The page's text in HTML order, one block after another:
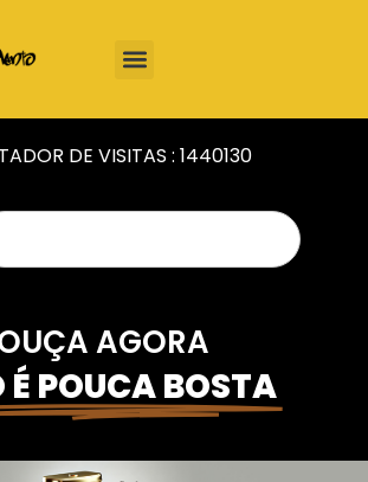
DE VISITAS : 1440130
AGORA
É POUCA BOSTA